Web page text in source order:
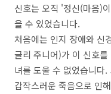
신호는 오직 '정신(마음)
을 수 있었습니다.
처음에는 인지 장애와 신
글리 주니어)가 이 신호
녀를 도울 수 없었습니다
갑작스러운 죽음으로 인